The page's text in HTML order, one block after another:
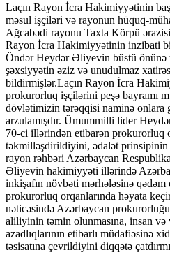
Laçın Rayon İcra Hakimiyyətinin
məsul işçiləri və rayonun hüquq-
Ağcabədi rayonu Taxta Körpü
Rayon İcra Hakimiyyətinin inzibati
Öndər Heydər Əliyevin büstü önünə
şəxsiyyətin əziz və unudulmaz
bildirmişlər.Laçın Rayon İcra
prokurorluq işçilərini peşə bayramı
dövlətimizin tərəqqisi naminə onlara
arzulamışdır. Ümummilli lider
70-ci illərindən etibarən prokurorluq
təkmilləşdirildiyini, ədalət
rayon rəhbəri Azərbaycan
Əliyevin hakimiyyəti illərində
inkişafın növbəti mərhələsinə
prokurorluq orqanlarında həyata
nəticəsində Azərbaycan
aliliyinin təmin olunmasına, insan və
azadlıqlarının etibarlı müdafiəsinə
təsisatına çevrildiyini diqqətə